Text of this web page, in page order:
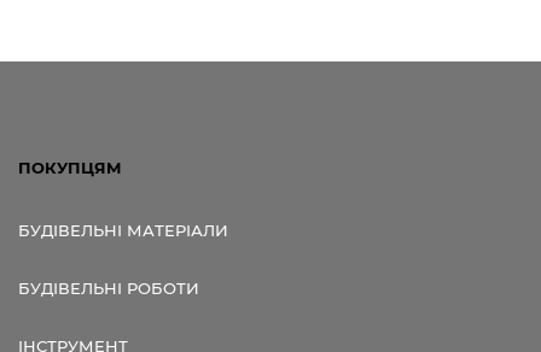
ПОКУПЦЯМ
БУДІВЕЛЬНІ МАТЕРІАЛИ
БУДІВЕЛЬНІ РОБОТИ
ІНСТРУМЕНТ